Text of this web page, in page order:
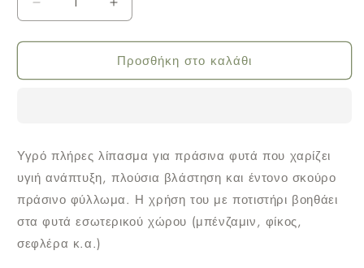
Μείωση
Fytopan
και
Ανάπτυξη
300
ml
Αύξηση
για
Fytopan
και
Ανάπτυξη
300
ml
Προσθήκη στο καλάθι
Υγρό πλήρες λίπασμα για πράσινα φυτά που χαρίζει
υγιή ανάπτυξη, πλούσια βλάστηση και έντονο σκούρο
πράσινο φύλλωμα. Η χρήση του με ποτιστήρι βοηθάει
στα φυτά εσωτερικού χώρου (μπένζαμιν, φίκος,
σεφλέρα κ.α.)